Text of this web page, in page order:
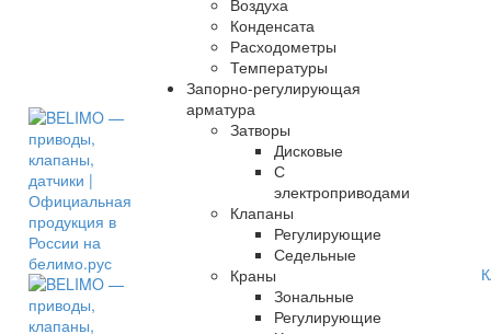
Воздуха
Конденсата
Расходометры
Температуры
Запорно-регулирующая
арматура
Затворы
Дисковые
С
электроприводами
Клапаны
Регулирующие
Седельные
Краны
Зональные
Регулирующие